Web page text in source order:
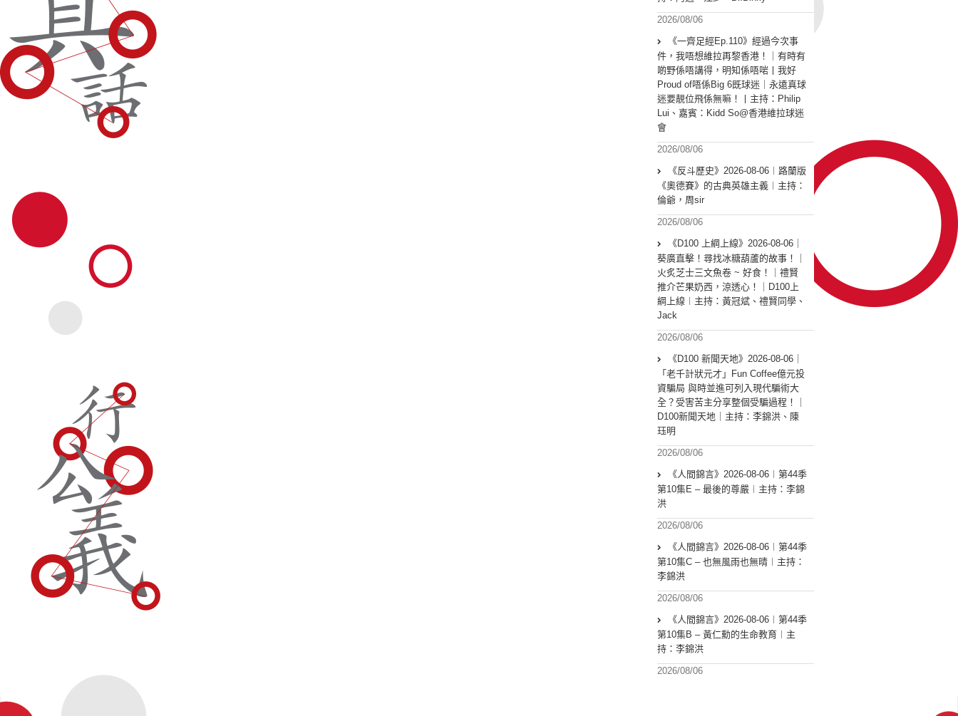
2026/08/06
《一齊足經Ep.110》經過今次事
件，我唔想維拉再黎香港！｜有時有
啲野係唔講得，明知係唔啱丨我好
Proud of唔係Big 6既球迷｜永遠真球
迷要靚位飛係無嘛！丨主持：Philip
Lui、嘉賓：Kidd So@香港維拉球迷
會
2026/08/06
《反斗歷史》2026-08-06︱路蘭版
《奧德賽》的古典英雄主義︱主持：
倫爺，周sir
2026/08/06
《D100 上綱上線》2026-08-06｜
葵廣直擊！尋找冰糖葫蘆的故事！｜
火炙芝士三文魚卷 ~ 好食！｜禮賢
推介芒果奶西，涼透心！｜D100上
綱上線︱主持：黃冠斌、禮賢同學、
Jack
2026/08/06
《D100 新聞天地》2026-08-06｜
「老千計狀元才」Fun Coffee億元投
資騙局 與時並進可列入現代騙術大
全？受害苦主分享整個受騙過程！｜
D100新聞天地｜主持：李錦洪、陳
珏明
2026/08/06
《人間錦言》2026-08-06︱第44季
第10集E – 最後的尊嚴︱主持：李錦
洪
2026/08/06
《人間錦言》2026-08-06︱第44季
第10集C – 也無風雨也無晴︱主持：
李錦洪
2026/08/06
《人間錦言》2026-08-06︱第44季
第10集B – 黃仁勳的生命教育︱主
持：李錦洪
2026/08/06